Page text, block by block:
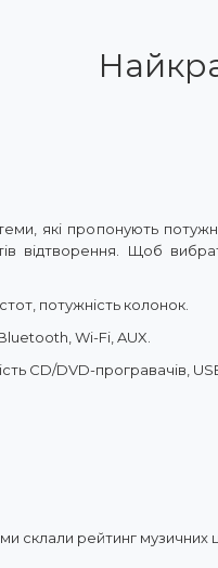
які пропонують
відтворення. Щоб
потужність колонок.
Wi-Fi, AUX.
CD/DVD-програвачів,
ми склали рейтинг